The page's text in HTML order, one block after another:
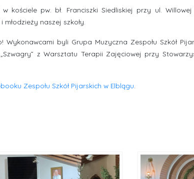
kościele pw. bł. Franciszki Siedliskiej przy ul.
naszej szkoły.
byli Grupa Muzyczna Zespołu Szkół
z Warsztatu Terapii Zajęciowej przy
Zespołu Szkół Pijarskich w Elblągu